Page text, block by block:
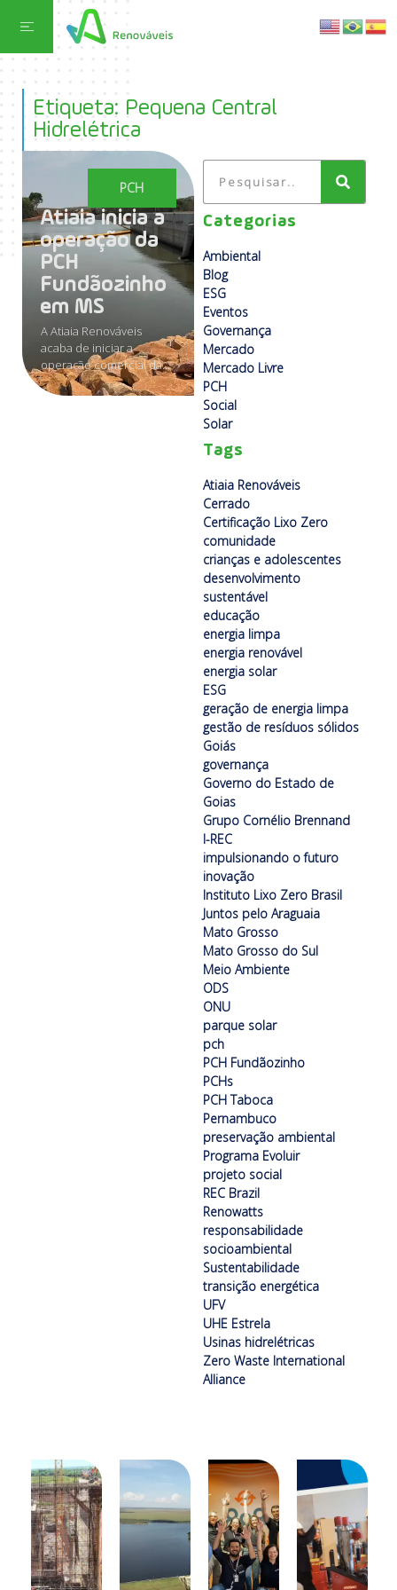
Etiqueta: Pequena Central
Hidrelétrica
PCH
Atiaia inicia a
operação da
PCH
Fundãozinho
em MS
A Atiaia Renováveis
acaba de iniciar a
operação comercial da...
Categorias
Ambiental
Blog
ESG
Eventos
Governança
Mercado
Mercado Livre
PCH
Social
Solar
Tags
Atiaia Renováveis
Cerrado
Certificação Lixo Zero
comunidade
crianças e adolescentes
desenvolvimento
sustentável
educação
energia limpa
energia renovável
energia solar
ESG
geração de energia limpa
gestão de resíduos sólidos
Goiás
governança
Governo do Estado de
Goias
Grupo Cornélio Brennand
I-REC
impulsionando o futuro
inovação
Instituto Lixo Zero Brasil
Juntos pelo Araguaia
Mato Grosso
Mato Grosso do Sul
Meio Ambiente
ODS
ONU
parque solar
pch
PCH Fundãozinho
PCHs
PCH Taboca
Pernambuco
preservação ambiental
Programa Evoluir
projeto social
REC Brazil
Renowatts
responsabilidade
socioambiental
Sustentabilidade
transição energética
UFV
UHE Estrela
Usinas hidrelétricas
Zero Waste International
Alliance